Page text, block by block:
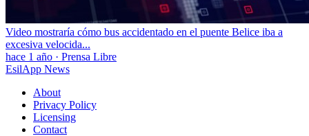
Video mostraría cómo bus accidentado en el puente Belice iba a
excesiva velocida...
hace 1 año · Prensa Libre
EsilApp News
About
Privacy Policy
Licensing
Contact